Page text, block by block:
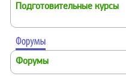
Подготовительные курсы
Форумы